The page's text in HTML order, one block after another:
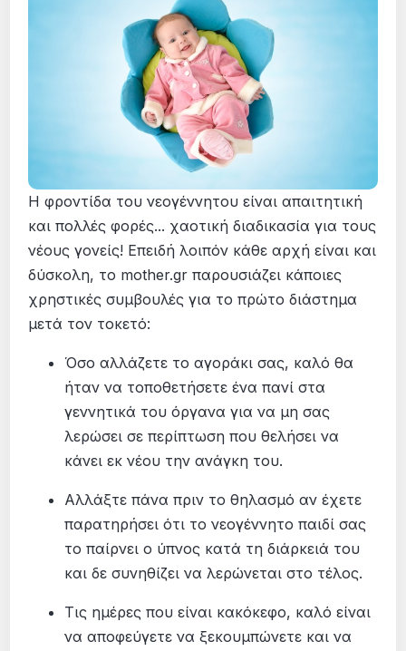
Η φροντίδα του νεογέννητου είναι απαιτητική
και πολλές φορές... χαοτική διαδικασία για τους
νέους γονείς! Επειδή λοιπόν κάθε αρχή είναι και
δύσκολη, το mother.gr παρουσιάζει κάποιες
χρηστικές συμβουλές για το πρώτο διάστημα
μετά τον τοκετό:
Όσο αλλάζετε το αγοράκι σας, καλό θα
ήταν να τοποθετήσετε ένα πανί στα
γεννητικά του όργανα για να μη σας
λερώσει σε περίπτωση που θελήσει να
κάνει εκ νέου την ανάγκη του.
Αλλάξτε πάνα πριν το θηλασμό αν έχετε
παρατηρήσει ότι το νεογέννητο παιδί σας
το παίρνει ο ύπνος κατά τη διάρκειά του
και δε συνηθίζει να λερώνεται στο τέλος.
Τις ημέρες που είναι κακόκεφο, καλό είναι
να αποφεύγετε να ξεκουμπώνετε και να